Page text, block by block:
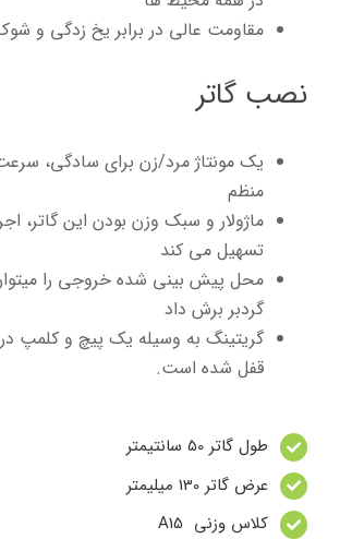
مقاومت عالی در برابر یخ زدگی و
نصب گاتر
یک مونتاژ مرد/زن برای سادگی،
منظم
ماژولار و سبک وزن بودن این گاتر،
تسهیل می کند
محل پیش بینی شده خروجی را
گردبر برش داد
گریتینگ به وسیله یک پیچ و کلمپ در
قفل شده است.
طول گاتر 50 سانتیمتر
عرض گاتر 130 میلیمتر
کلاس وزنی A15